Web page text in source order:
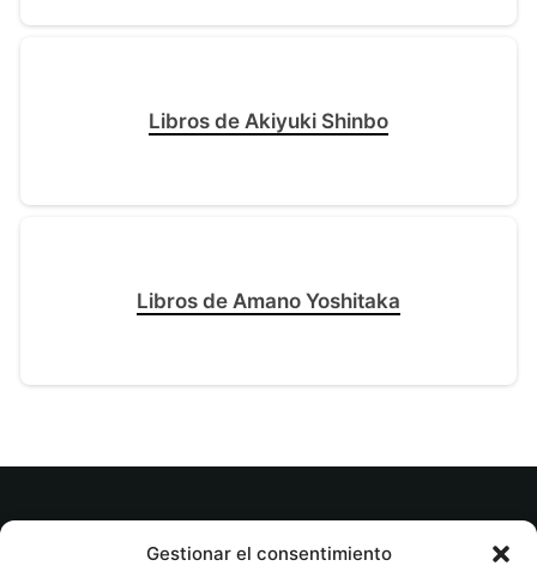
Gestionar el consentimiento
Libros de Akiyuki Shinbo
Libros de Amano Yoshitaka
© tuslibrosvip.com · Todos los derechos